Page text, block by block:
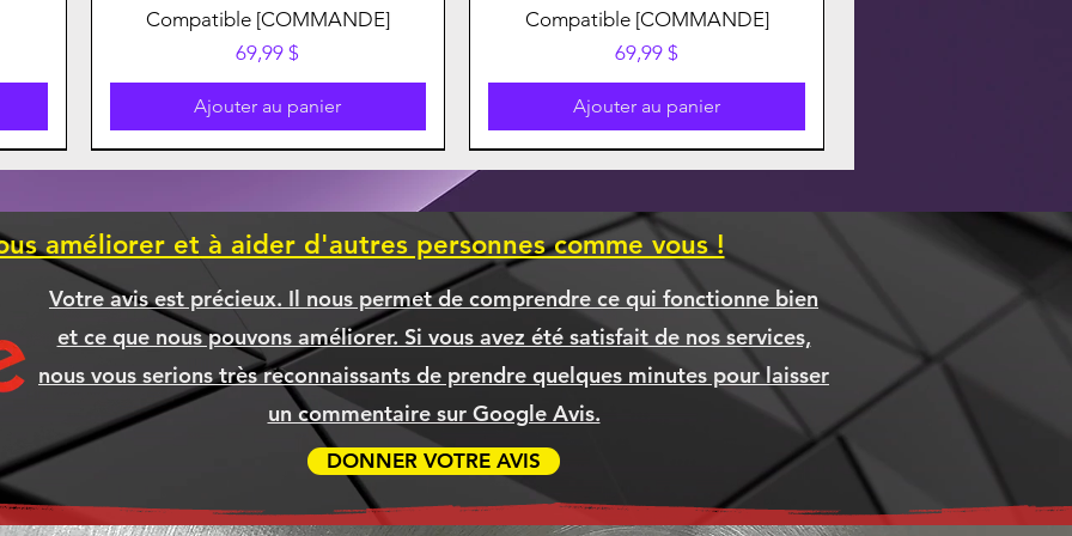
Compatible [COMMANDE]
Prix
69,99 $
Ajouter au panier
Compatible [COMMANDE]
Prix
69,99 $
Ajouter au panier
améliorer et à aider d'autres personnes comme vous !
Votre avis est précieux. Il nous permet de comprendre ce qui fonctionne bien
et ce que nous pouvons améliorer. Si vous avez été satisfait de nos services,
nous vous serions très reconnaissants de prendre quelques minutes pour laisser
un commentaire sur Google Avis.
DONNER VOTRE AVIS